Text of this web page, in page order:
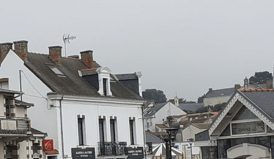
Exporter uniquement les colonnes affichées
Menu
Ajoutez un logo, un bouton, des réseaux sociaux
Cliquez pour éditer